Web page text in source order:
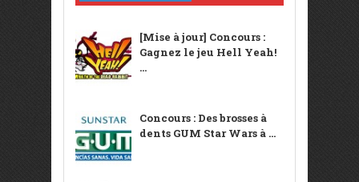
[Mise à jour] Concours :
Gagnez le jeu Hell Yeah!
...
Concours : Des brosses à
dents GUM Star Wars à ...